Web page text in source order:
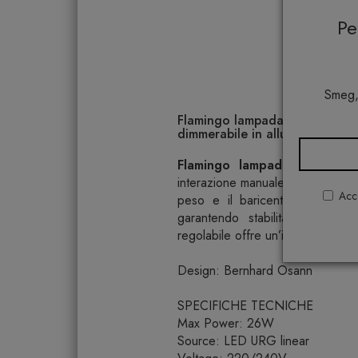
Flamingo lampada da terra
dimmerabile in alluminio
Flamingo lampada da terra
interazione manuale e flessibilità
peso e il baricentro centrale
garantendo stabilità e libertà
regolabile offre un’illuminazione
Design: Bernhard Osann
SPECIFICHE TECNICHE
Max Power: 26W
Source: LED URG linear